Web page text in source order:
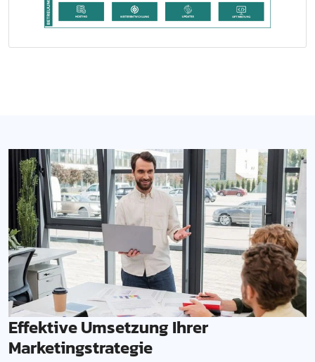
Effektive Umsetzung Ihrer
Marketingstrategie